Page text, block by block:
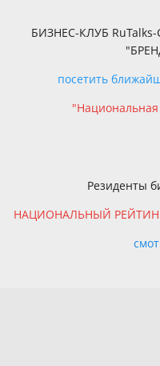
БИЗНЕС-КЛУБ
посетить
Резиденты
НАЦИОНАЛЬНЫЙ